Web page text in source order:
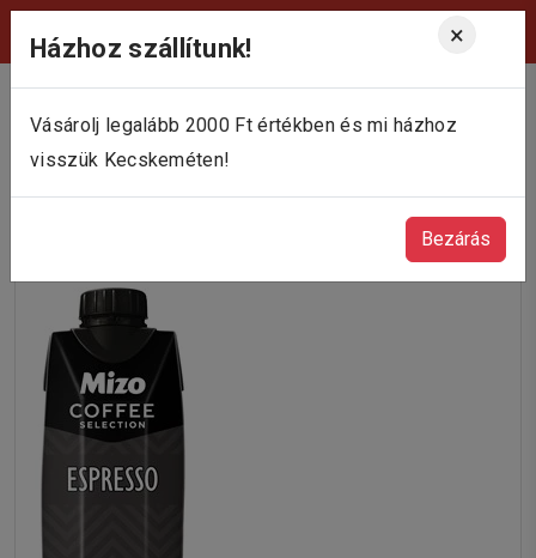
Házhoz szállítunk! ×
Vásárolj legalább 2000 Ft értékben és mi házhoz
visszük Kecskeméten!
Bezárás
Viktória Pékség Kecskemét